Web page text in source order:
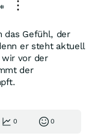
das Gefühl, der
er steht aktuell
wir vor der
der
0 0